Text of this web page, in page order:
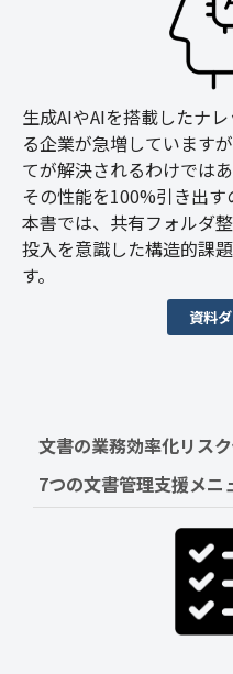
生成AIやAIを搭載したナ
る企業が急増しています
てが解決されるわけではあ
その性能を100%引き出す
本書では、共有フォルダ
投入を意識した構造的課
す。
資料
文書の業務効率化リス
7つの文書管理支援メニ